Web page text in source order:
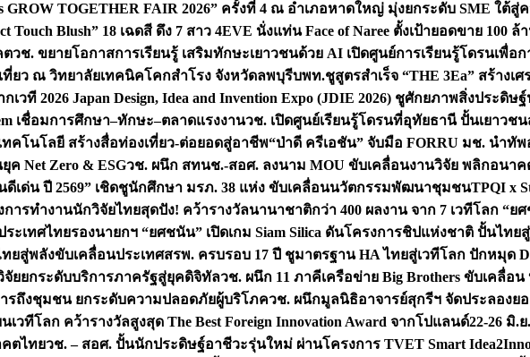
GROW TOGETHER FAIR 2026” ครั้งที่ 4 ณ อำเภอหาดใหญ่ มุ่งยกระดับ SME ใต้
Touch Blush” 18 เฉดสี ดึง 7 สาว 4EVE นั่งแท่น Face of Naree ตั้งเป้ายอดขาย 100 ล้
ตวช. ขยายโอกาสการเรียนรู้ เสริมทักษะเยาวชนด้วย AI เปิดศูนย์การเรียนรู้โดรนเพื่อ
ที่ยว ณ วิทยาลัยเทคนิคโคกสำโรง จังหวัดลพบุรีบพท.ชูสูตรสำเร็จ “THE 3Ea” สร้างเ
วที 2026 Japan Design, Idea and Invention Expo (JDIE 2026) ชูศักยภาพสิ่งประดิ
เชื่อมการศึกษา–ทักษะ–ตลาดแรงงานวช. เปิดศูนย์เรียนรู้โดรนที่อุทัยธานี ปั้นเยาวช
คโนโลยี สร้างสื่อท่องเที่ยว-ต่อยอดสู่อาชีพ“ป่าดี ครีเอชัน” จับมือ FORRU มช. นำทั
Net Zero & ESGวช. ผนึก สทนช.-สอศ. ลงนาม MOU ขับเคลื่อนงานวิจัย พลิกอนา
ด่น ปี 2569” เชิดชูนักศึกษา มรภ. 38 แห่ง ขับเคลื่อนนวัตกรรมพัฒนาชุมชนTPQI x
การทำงานนักวิจัยไทยสุดปัง! คว้ารางวัลนานาชาติกว่า 400 ผลงาน จาก 7 เวทีโลก “
ระเทศไทยรองนายกฯ “ยศชนัน” เปิดเกม Siam Silica ดันโครงการชิปแห่งชาติ ปั้นไทยสู่
ทยสู่พลังขับเคลื่อนประเทศสรพ. ครบรอบ 17 ปี ชูมาตรฐาน HA ไทยสู่เวทีโลก ปักหมุด
ยยกระดับบริการภาครัฐสู่ยุคดิจิทัลวช. ผนึก 11 ภาคีเครือข่าย Big Brothers ขับเคลื่อ
รถึงชุมชน ยกระดับความปลอดภัยผู้บริโภควช. ผนึกมูลนิธิอาจารย์สุกรีฯ จัดประลองย
วทีโลก คว้ารางวัลสูงสุด The Best Foreign Innovation Award จากโปแลนด์22-26 มิ.
คตไทยวช. – สอศ. ปั้นนักประดิษฐ์อาชีวะรุ่นใหม่ ผ่านโครงการ TVET Smart